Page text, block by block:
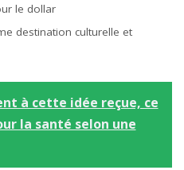
le dollar
destination culturelle et
à cette idée reçue, ce
la santé selon une